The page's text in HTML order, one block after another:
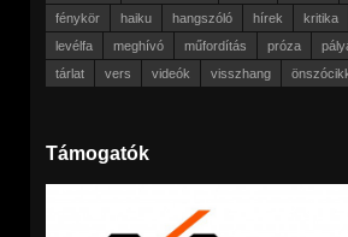
fénykör
haiku hangszóló hírek kritika
levélfa
meghívó műfordítás próza
tárlat
vers videók visszhang
Támogatók